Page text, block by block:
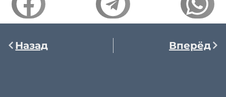
Назад Вперёд